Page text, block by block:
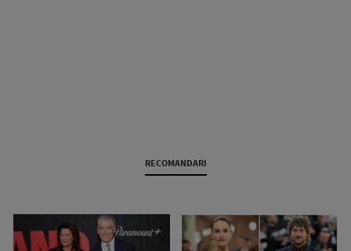
RECOMANDARI